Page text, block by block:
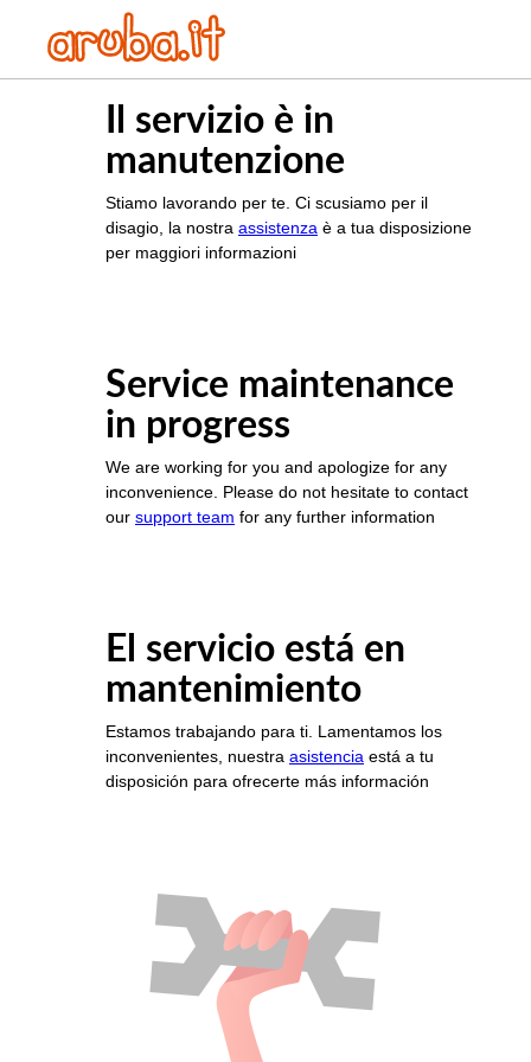
Il servizio è in
manutenzione
Stiamo lavorando per te. Ci scusiamo per il
disagio, la nostra assistenza è a tua disposizione
per maggiori informazioni
Service maintenance
in progress
We are working for you and apologize for any
inconvenience. Please do not hesitate to contact
our support team for any further information
El servicio está en
mantenimiento
Estamos trabajando para ti. Lamentamos los
inconvenientes, nuestra asistencia está a tu
disposición para ofrecerte más información